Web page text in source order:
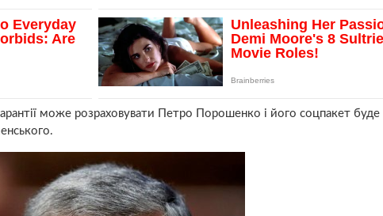
може розраховувати Петро Порошенко і його соцпакет